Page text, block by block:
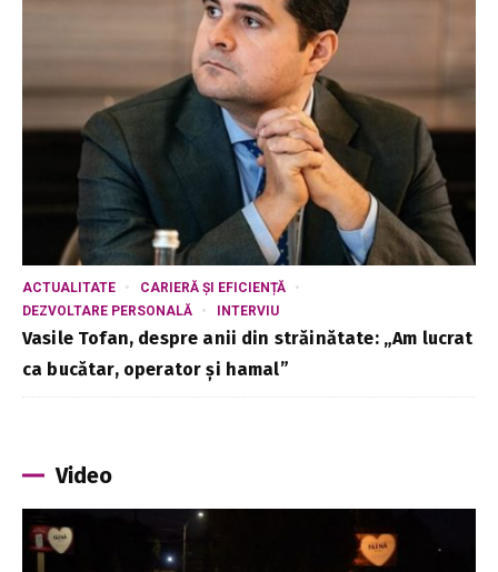
ACTUALITATE
CARIERĂ ȘI EFICIENȚĂ
DEZVOLTARE PERSONALĂ
INTERVIU
Vasile Tofan, despre anii din străinătate: „Am lucrat
ca bucătar, operator și hamal”
Video